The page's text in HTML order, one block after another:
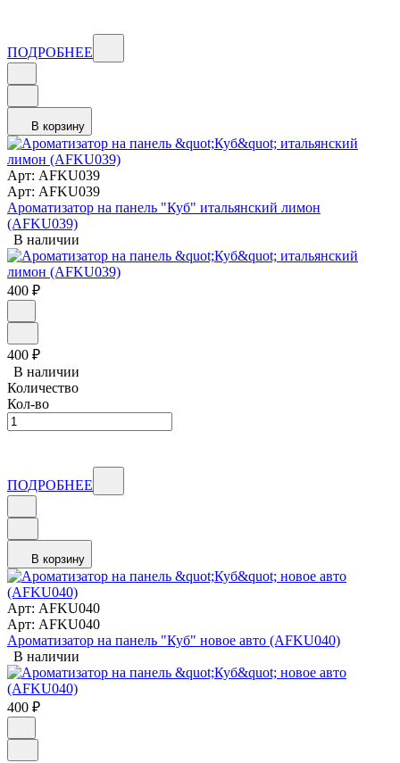
ПОДРОБНЕЕ
В корзину
Арт: AFKU039
Арт: AFKU039
Ароматизатор на панель "Куб" итальянский лимон
(AFKU039)
В наличии
400 ₽
400 ₽
В наличии
Количество
Кол-во
ПОДРОБНЕЕ
В корзину
Арт: AFKU040
Арт: AFKU040
Ароматизатор на панель "Куб" новое авто (AFKU040)
В наличии
400 ₽